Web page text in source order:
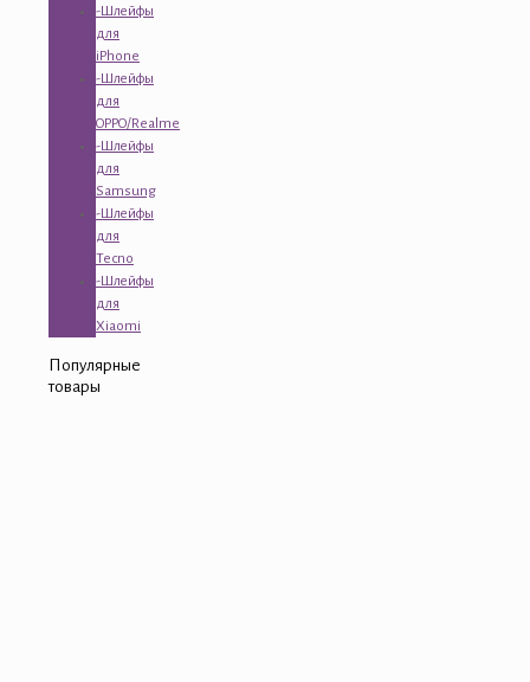
-Шлейфы
для
iPhone
-Шлейфы
для
OPPO/Realme
-Шлейфы
для
Samsung
-Шлейфы
для
Tecno
-Шлейфы
для
Xiaomi
Популярные
товары